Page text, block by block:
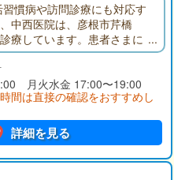
慣病や訪問診療にも対応す
中西医院は、彦根市芹橋
療しています。患者さまに
器内科・小児科のホームド
に取り組んでいます。当院
います。院長は日本消化器
を持ち、この分野では、現
しています。これらに裏付
炎、急性胃炎、慢性胃炎、
イルス性肝炎、急性すい炎
の胃カメラでは、「口か
月火水金 17:00〜19:00
間は直接の確認をおすすめし
詳細を見る